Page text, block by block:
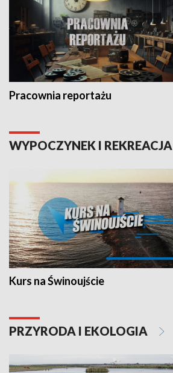
Pracownia reportażu
WYPOCZYNEK I REKREACJA
Kurs na Świnoujście
PRZYRODA I EKOLOGIA